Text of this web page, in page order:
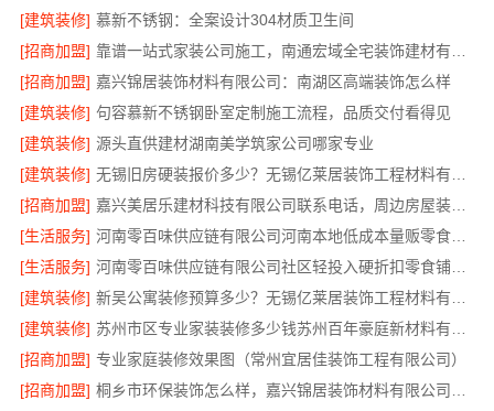
[建筑装修] 慕新不锈钢：全案设计304材质卫生间
[招商加盟]
[招商加盟] 嘉兴锦居装饰材料有限公司：南湖区高端装饰怎么样
[建筑装修] 句容慕新不锈钢卧室定制施工流程，品质交付看得见
[建筑装修] 源头直供建材湖南美学筑家公司哪家专业
[建筑装修]
[招商加盟]
嘉兴美居乐建材科技有限公司联系电话，周边房屋装修服务
[生活服务]
河南零百味供应链有限公司河南本地低成本量贩零食全域盈利
[生活服务]
河南零百味供应链有限公司社区轻投入硬折扣零食铺低风险经营
[建筑装修]
[建筑装修]
[招商加盟] 专业家庭装修效果图（常州宜居佳装饰工程有限公司）
[招商加盟]